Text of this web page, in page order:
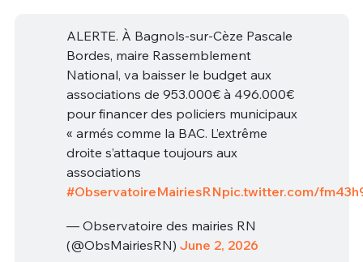
ALERTE. À Bagnols-sur-Cèze Pascale
Bordes, maire Rassemblement
National, va baisser le budget aux
associations de 953.000€ à 496.000€
pour financer des policiers municipaux
« armés comme la BAC. L’extrême
droite s’attaque toujours aux
associations
#ObservatoireMairiesRNpic.twitter.com/
— Observatoire des mairies RN
(@ObsMairiesRN) June 2, 2026